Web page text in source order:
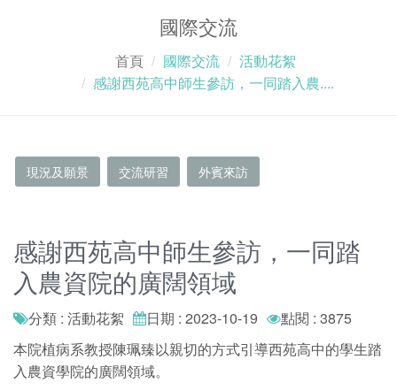
國際交流
首頁 國際交流
活動花絮
感謝西苑高中師生參訪，一同踏入農....
現況及願景 交流研習 外賓來訪
感謝西苑高中師生參訪，一同踏
入農資院的廣闊領域
分類 : 活動花絮 日期 : 2023-10-19
點閱 : 3875
本院植病系教授陳珮臻以親切的方式引導西苑高中的學生踏
入農資學院的廣闊領域。